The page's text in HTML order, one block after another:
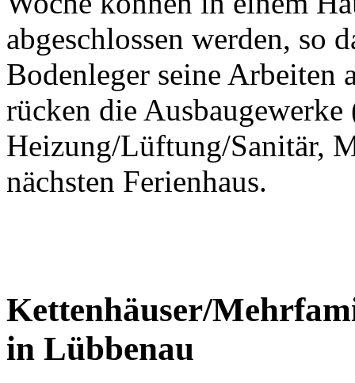
abgeschlossen werden, so
Bodenleger seine Arbeiten
rücken die
Heizung/Lüftung/Sanitär,
nächsten Ferienhaus.
Kettenhäuser/
in Lübbenau